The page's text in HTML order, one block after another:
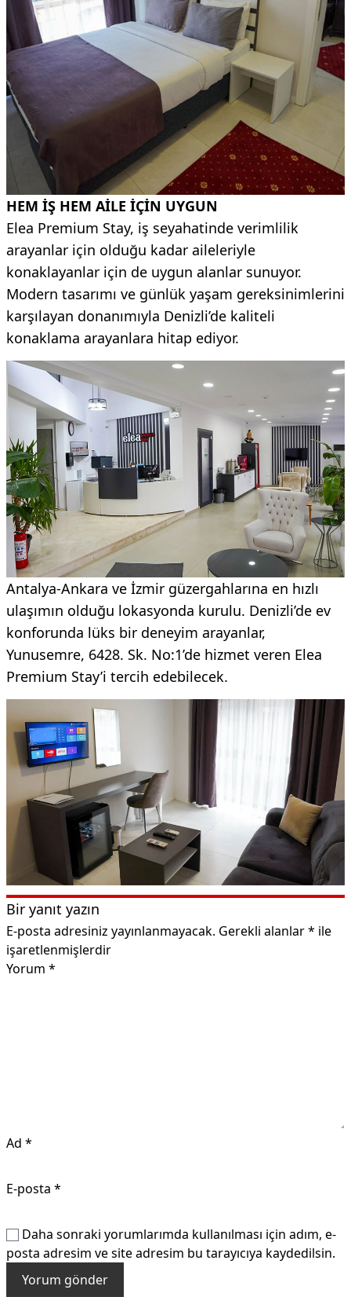
HEM İŞ HEM AİLE İÇİN UYGUN
Elea Premium Stay, iş seyahatinde verimlilik
arayanlar için olduğu kadar aileleriyle
konaklayanlar için de uygun alanlar sunuyor.
Modern tasarımı ve günlük yaşam gereksinimlerini
karşılayan donanımıyla Denizli’de kaliteli
konaklama arayanlara hitap ediyor.
Antalya-Ankara ve İzmir güzergahlarına en hızlı
ulaşımın olduğu lokasyonda kurulu. Denizli’de ev
konforunda lüks bir deneyim arayanlar,
Yunusemre, 6428. Sk. No:1’de hizmet veren Elea
Premium Stay’i tercih edebilecek.
Bir yanıt yazın
E-posta adresiniz yayınlanmayacak. Gerekli alanlar* ile
işaretlenmişlerdir
Yorum *
Ad *
E-posta *
Daha sonraki yorumlarımda kullanılması için adım, e-
posta adresim ve site adresim bu tarayıcıya kaydedilsin.